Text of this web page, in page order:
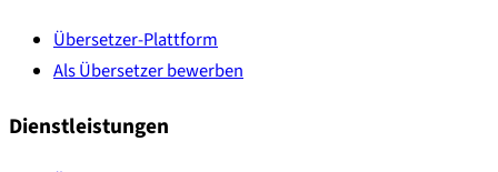
Übersetzer-Plattform
Als Übersetzer bewerben
Dienstleistungen